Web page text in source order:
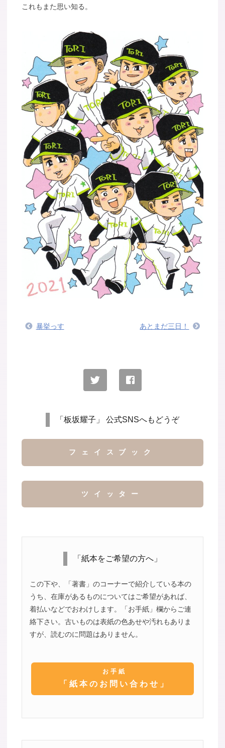
これもまた思い知る。
暴挙っす あとまだ三日！
「板坂耀子」 公式SNSへもどうぞ
フェイスブック
ツイッター
「紙本をご希望の方へ」
この下や、「著書」のコーナーで紹介している本の
うち、在庫があるものについてはご希望があれば、
着払いなどでおわけします。「お手紙」欄からご連
絡下さい。古いものは表紙の色あせや汚れもありま
すが、読むのに問題はありません。
お手紙
「紙本のお問い合わせ」